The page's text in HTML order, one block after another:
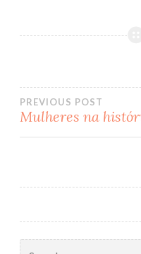
PREVIOUS POST
Mulheres na